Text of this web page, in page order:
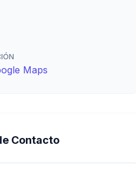
Maps
Contacto